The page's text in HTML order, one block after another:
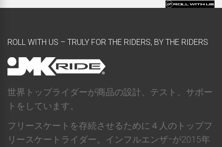
ROLL WITH US – TRULY FOR THE RIDERS, BY THE RIDERS
世界トップライダーが商品の設計、テスト、サポー
トをしています。
フリースケートを存続させるために４人のトップフ
リースケートライダー。インフルエンザｰが2015年